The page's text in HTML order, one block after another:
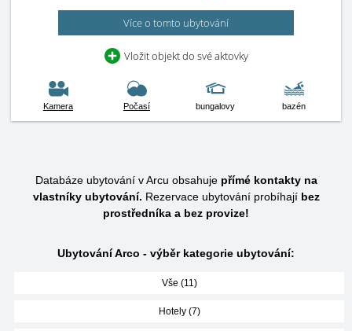
Více o tomto ubytování
Vložit objekt do své aktovky
Kamera Počasí bungalovy bazén
Databáze ubytování v Arcu obsahuje přímé kontakty na
vlastníky ubytování. Rezervace ubytování probíhají bez
prostředníka a bez provize!
Ubytování Arco - výběr kategorie ubytování:
Vše (11)
Hotely (7)